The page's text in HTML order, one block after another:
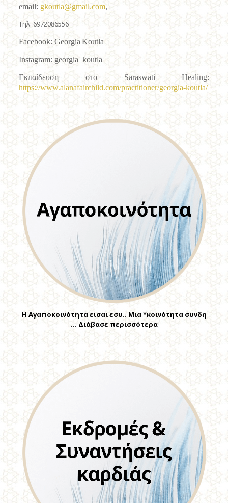
email: gkoutla@gmail.com,
Tηλ: 6972086556
Facebook: Georgia Koutla
Instagram: georgia koutla
Εκπαίδευση στο Saraswati Healing:
https://www.alanafairchild.com/practitioner/georgia-koutla/
Η Αγαποκοινότητα εισαι εσυ.. Μια *κοινότητα συνδη
… Διάβασε περισσότερα